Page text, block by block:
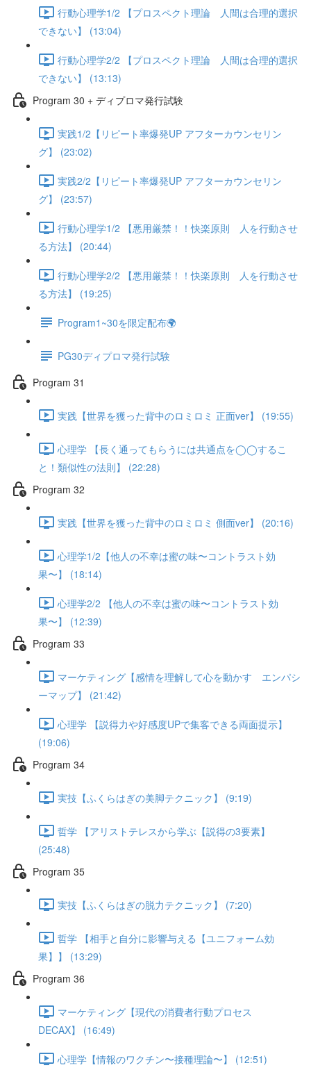
行動心理学1/2 【プロスペクト理論 人間は合理的選択
できない】 (13:04)
行動心理学2/2 【プロスペクト理論 人間は合理的選択
できない】 (13:13)
Program 30 + ディプロマ発行試験
実践1/2【リピート率爆発UP アフターカウンセリン
グ】 (23:02)
実践2/2【リピート率爆発UP アフターカウンセリン
グ】 (23:57)
行動心理学1/2 【悪用厳禁！！快楽原則 人を行動させ
る方法】 (20:44)
行動心理学2/2 【悪用厳禁！！快楽原則 人を行動させ
る方法】 (19:25)
Program1~30を限定配布🌍
PG30ディプロマ発行試験
Program 31
実践【世界を獲った背中のロミロミ 正面ver】 (19:55)
心理学 【長く通ってもらうには共通点を◯◯するこ
と！類似性の法則】 (22:28)
Program 32
実践【世界を獲った背中のロミロミ 側面ver】 (20:16)
心理学1/2【他人の不幸は蜜の味〜コントラスト効
果〜】 (18:14)
心理学2/2 【他人の不幸は蜜の味〜コントラスト効
果〜】 (12:39)
Program 33
マーケティング【感情を理解して心を動かす エンパシ
ーマップ】 (21:42)
心理学 【説得力や好感度UPで集客できる両面提示】
(19:06)
Program 34
実技【ふくらはぎの美脚テクニック】 (9:19)
哲学 【アリストテレスから学ぶ【説得の3要素】
(25:48)
Program 35
実技【ふくらはぎの脱力テクニック】 (7:20)
哲学 【相手と自分に影響与える【ユニフォーム効
果】】 (13:29)
Program 36
マーケティング【現代の消費者行動プロセス
DECAX】 (16:49)
心理学【情報のワクチン〜接種理論〜】 (12:51)